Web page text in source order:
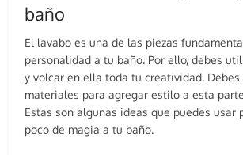
baño
El lavabo es una de las piezas
personalidad a tu baño. Por ello, debes
y volcar en ella toda tu creatividad.
materiales para agregar estilo a esta
Estas son algunas ideas que puedes usar
poco de magia a tu baño.